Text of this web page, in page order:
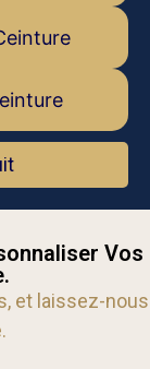
Vos
et laissez-nous